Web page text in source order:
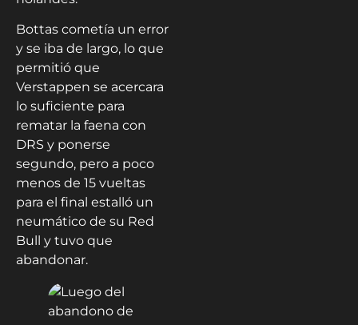
fanático. Lo ideal habría
sido colocar los blandos
(rojos) ya que Mercedes
había colocado los
duros (blancos), pero la
suerte no acompañó al
holandés.
Bottas cometía un error
y se iba de largo, lo que
permitió que
Verstappen se acercara
lo suficiente para
DRS y ponerse
segundo, pero a poco